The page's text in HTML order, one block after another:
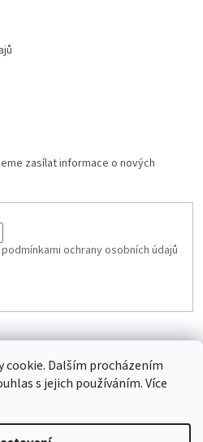
cookie. Dalším procházením
s jejich používáním. Více
zasílat informace o nových
podmínkami ochrany osobních údajů